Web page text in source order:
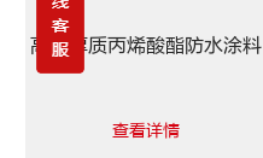
高弹厚质丙烯酸酯防水涂料
查看详情